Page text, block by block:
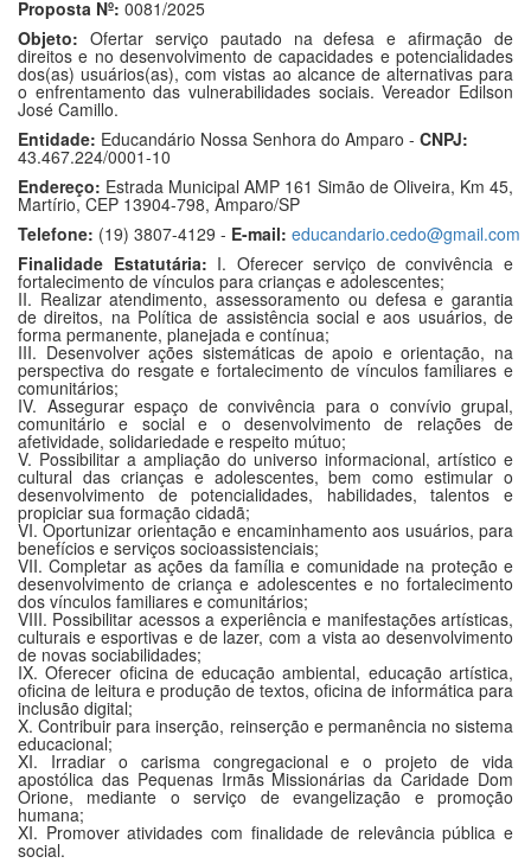
Proposta Nº: 0081/2025
Objeto: Ofertar serviço pautado na defesa e afirmação de
direitos e no desenvolvimento de capacidades e potencialidades
dos(as) usuários(as), com vistas ao alcance de alternativas para
o enfrentamento das vulnerabilidades sociais. Vereador Edilson
José Camillo.
Entidade: Educandário Nossa Senhora do Amparo - CNPJ:
43.467.224/0001-10
Endereço: Estrada Municipal AMP 161 Simão de Oliveira, Km 45,
Martírio, CEP 13904-798, Amparo/SP
Telefone: (19) 3807-4129 - E-mail: educandario.cedo@gmail.com
Finalidade Estatutária: I. Oferecer serviço de convivência e
fortalecimento de vínculos para crianças e adolescentes;
II. Realizar atendimento, assessoramento ou defesa e garantia
de direitos, na Política de assistência social e aos usuários, de
forma permanente, planejada e contínua;
III. Desenvolver ações sistemáticas de apoio e orientação, na
perspectiva do resgate e fortalecimento de vínculos familiares e
comunitários;
IV. Assegurar espaço de convivência para o convívio grupal,
comunitário e social e o desenvolvimento de relações de
afetividade, solidariedade e respeito mútuo;
V. Possibilitar a ampliação do universo informacional, artístico e
cultural das crianças e adolescentes, bem como estimular o
desenvolvimento de potencialidades, habilidades, talentos e
propiciar sua formação cidadã;
VI. Oportunizar orientação e encaminhamento aos usuários, para
benefícios e serviços socioassistenciais;
VII. Completar as ações da família e comunidade na proteção e
desenvolvimento de criança e adolescentes e no fortalecimento
dos vínculos familiares e comunitários;
VIII. Possibilitar acessos a experiência e manifestações artísticas,
culturais e esportivas e de lazer, com a vista ao desenvolvimento
de novas sociabilidades;
IX. Oferecer oficina de educação ambiental, educação artística,
oficina de leitura e produção de textos, oficina de informática para
inclusão digital;
X. Contribuir para inserção, reinserção e permanência no sistema
educacional;
XI. Irradiar o carisma congregacional e o projeto de vida
apostólica das Pequenas Irmãs Missionárias da Caridade Dom
Orione, mediante o serviço de evangelização e promoção
humana;
XI. Promover atividades com finalidade de relevância pública e
social.